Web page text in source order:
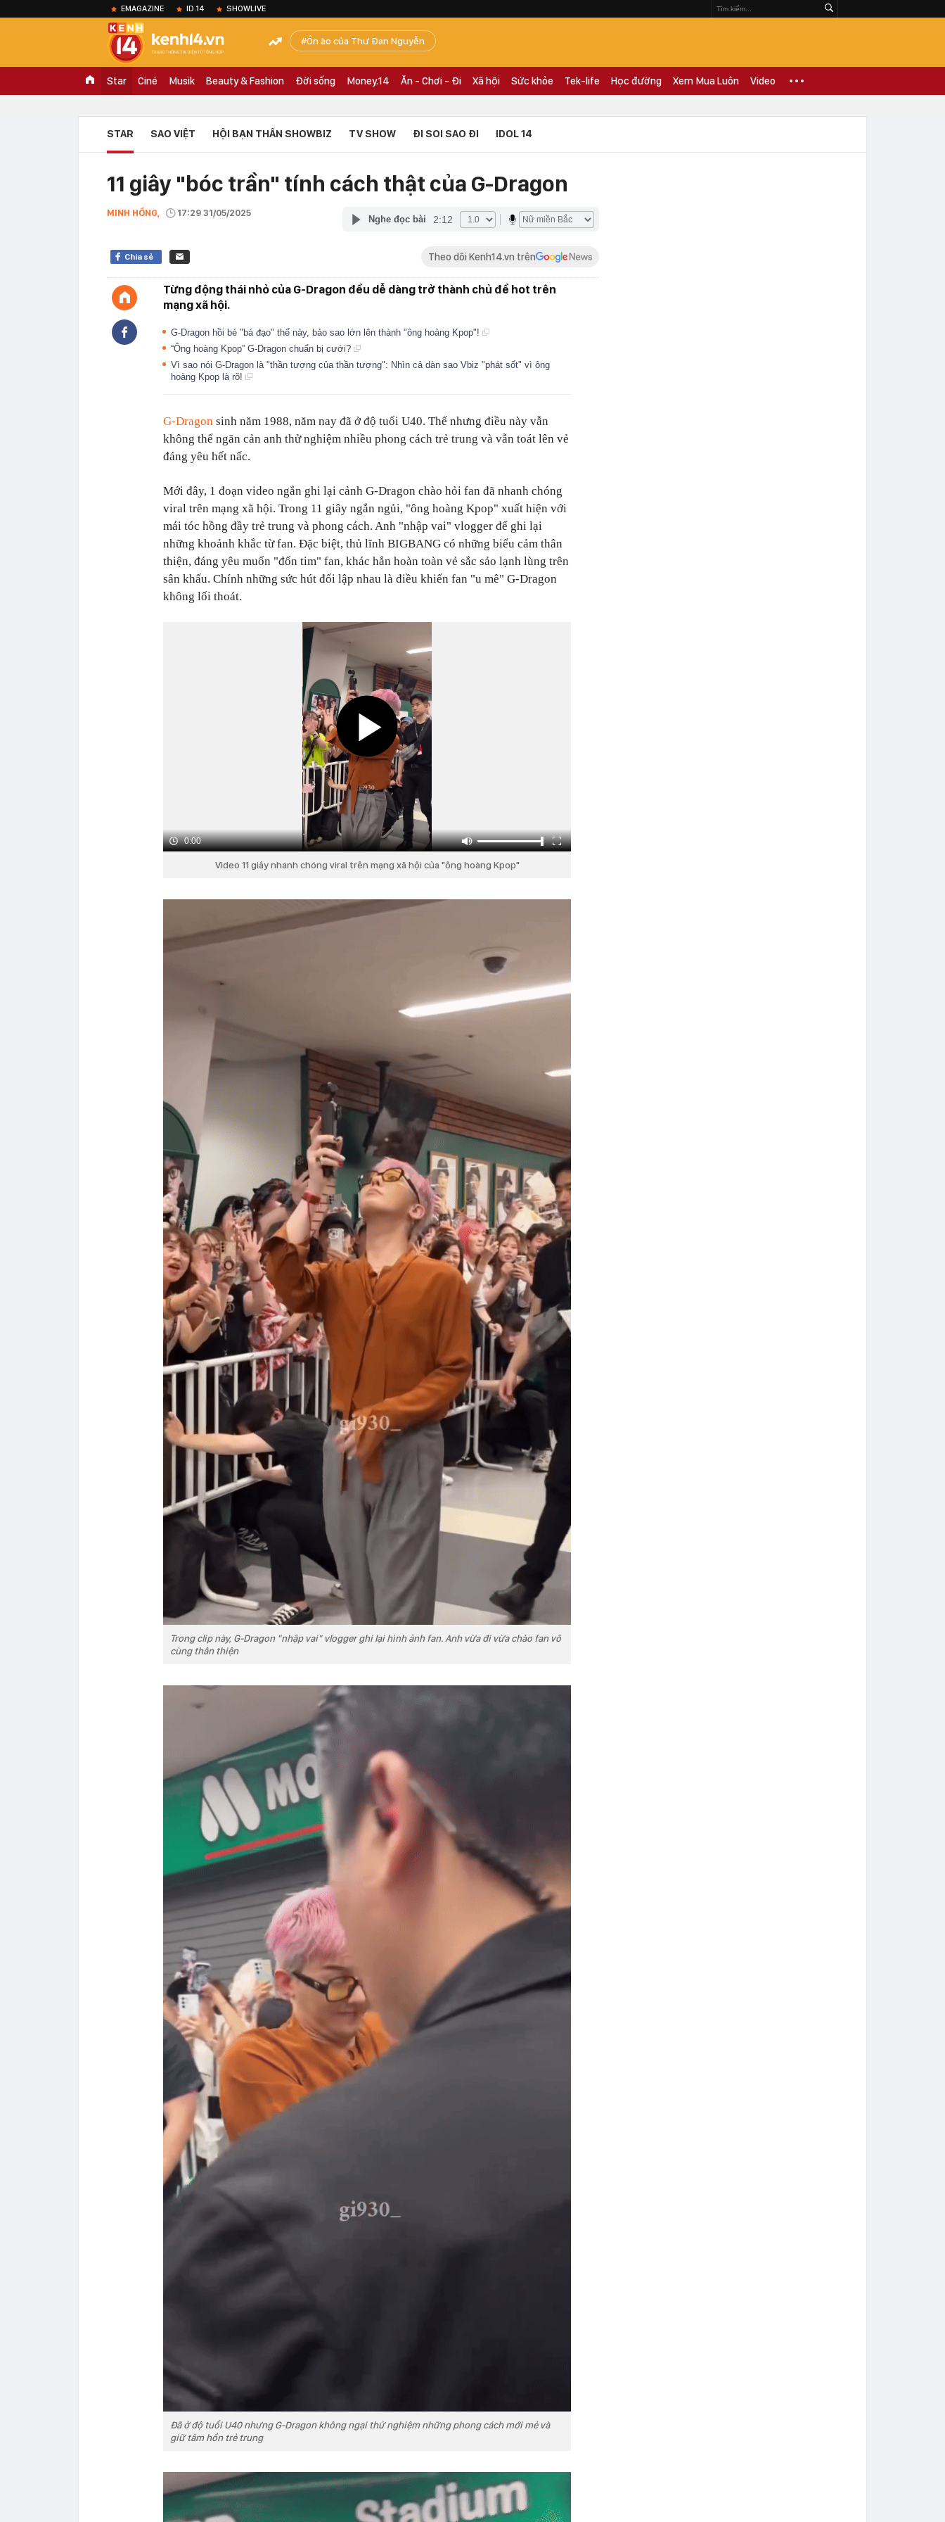
EMAGAZINE ID.14 SHOWLIVE
Ồn ào của Thư Đan Nguyễn
Star Ciné Musik Beauty & Fashion Đời sống Money.14 Ăn - Chơi - Đi Xã hội Sức khỏe Tek-life Học đường Xem Mua Luôn Video
STAR SAO VIỆT HỘI BẠN THÂN SHOWBIZ TV SHOW ĐI SOI SAO ĐI IDOL 14
11 giây "bóc trần" tính cách thật của G-Dragon
MINH HỒNG, 17:29 31/05/2025
Nghe đọc bài 2:12
Chia sẻ Theo dõi Kenh14.vn trên
Từng động thái nhỏ của G-Dragon đều dễ dàng trở thành chủ đề hot trên
mạng xã hội.
G-Dragon hồi bé "bá đạo" thế này, bảo sao lớn lên thành "ông hoàng Kpop"!
“Ông hoàng Kpop” G-Dragon chuẩn bị cưới?
Vì sao nói G-Dragon là "thần tượng của thần tượng": Nhìn cả dàn sao Vbiz "phát sốt" vì ông
hoàng Kpop là rõ!
G-Dragon sinh năm 1988, năm nay đã ở độ tuổi U40. Thế nhưng điều này vẫn
không thể ngăn cản anh thử nghiệm nhiều phong cách trẻ trung và vẫn toát lên vẻ
đáng yêu hết nấc.
Mới đây, 1 đoạn video ngắn ghi lại cảnh G-Dragon chào hỏi fan đã nhanh chóng
viral trên mạng xã hội. Trong 11 giây ngắn ngủi, "ông hoàng Kpop" xuất hiện với
mái tóc hồng đầy trẻ trung và phong cách. Anh "nhập vai" vlogger để ghi lại
những khoảnh khắc từ fan. Đặc biệt, thủ lĩnh BIGBANG có những biểu cảm thân
thiện, đáng yêu muốn "đốn tim" fan, khác hẳn hoàn toàn vẻ sắc sảo lạnh lùng trên
sân khấu. Chính những sức hút đối lập nhau là điều khiến fan "u mê" G-Dragon
không lối thoát.
0:00
Video 11 giây nhanh chóng viral trên mạng xã hội của "ông hoàng Kpop"
Trong clip này, G-Dragon "nhập vai" vlogger ghi lại hình ảnh fan. Anh vừa đi vừa chào fan vô
cùng thân thiện
Đã ở độ tuổi U40 nhưng G-Dragon không ngại thử nghiệm những phong cách mới mẻ và
giữ tâm hồn trẻ trung